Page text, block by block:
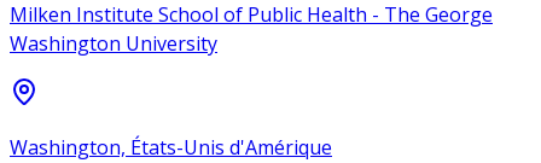
Milken Institute School of Public Health - The George
Washington University
Washington, États-Unis d'Amérique